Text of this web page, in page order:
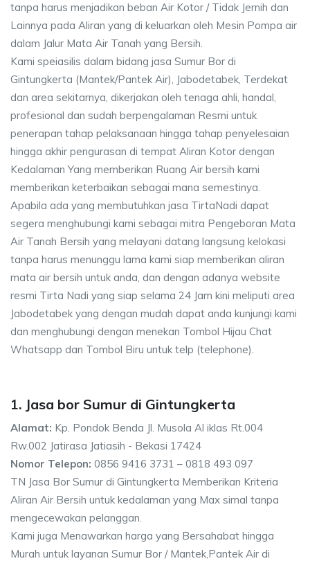
tanpa harus menjadikan beban Air Kotor / Tidak Jernih dan
Lainnya pada Aliran yang di keluarkan oleh Mesin Pompa air
dalam Jalur Mata Air Tanah yang Bersih.
Kami speiasilis dalam bidang jasa Sumur Bor di
Gintungkerta (Mantek/Pantek Air), Jabodetabek, Terdekat
dan area sekitarnya, dikerjakan oleh tenaga ahli, handal,
profesional dan sudah berpengalaman Resmi untuk
penerapan tahap pelaksanaan hingga tahap penyelesaian
hingga akhir pengurasan di tempat Aliran Kotor dengan
Kedalaman Yang memberikan Ruang Air bersih kami
memberikan keterbaikan sebagai mana semestinya.
Apabila ada yang membutuhkan jasa TirtaNadi dapat
segera menghubungi kami sebagai mitra Pengeboran Mata
Air Tanah Bersih yang melayani datang langsung kelokasi
tanpa harus menunggu lama kami siap memberikan aliran
mata air bersih untuk anda, dan dengan adanya website
resmi Tirta Nadi yang siap selama 24 Jam kini meliputi area
Jabodetabek yang dengan mudah dapat anda kunjungi kami
dan menghubungi dengan menekan Tombol Hijau Chat
Whatsapp dan Tombol Biru untuk telp (telephone).
1. Jasa bor Sumur di Gintungkerta
Alamat: Kp. Pondok Benda Jl. Musola Al iklas Rt.004
Rw.002 Jatirasa Jatiasih - Bekasi 17424
Nomor Telepon: 0856 9416 3731 – 0818 493 097
TN Jasa Bor Sumur di Gintungkerta Memberikan Kriteria
Aliran Air Bersih untuk kedalaman yang Max simal tanpa
mengecewakan pelanggan.
Kami juga Menawarkan harga yang Bersahabat hingga
Murah untuk layanan Sumur Bor / Mantek,Pantek Air di